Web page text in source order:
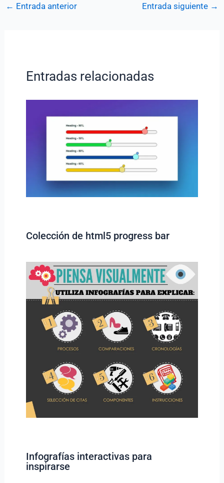
← Entrada anterior Entrada siguiente →
Entradas relacionadas
Colección de html5 progress bar
Infografías interactivas para
inspirarse